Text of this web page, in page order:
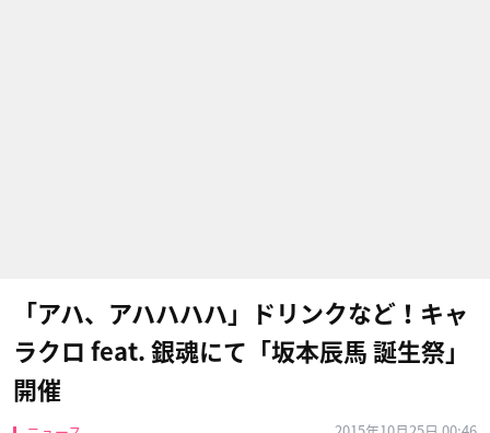
「アハ、アハハハハ」ドリンクなど！キャ
ラクロ feat. 銀魂にて「坂本辰馬 誕生祭」
開催